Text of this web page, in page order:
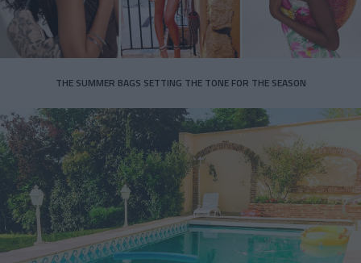
THE SUMMER BAGS SETTING THE TONE FOR THE SEASON